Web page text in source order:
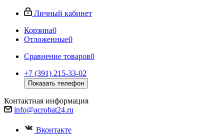
Личный кабинет
Корзина0
Отложенные0
Сравнение товаров0
+7 (391) 215-33-02
Показать телефон
Контактная информация
info@acrobat24.ru
Вконтакте